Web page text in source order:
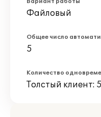
Файловый
Общее число
5
Количество
Толстый клиент: 5